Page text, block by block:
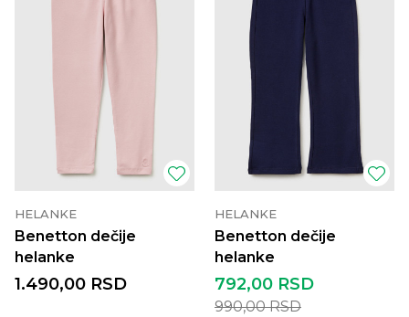
HELANKE
Benetton dečije
helanke
1.490,00 RSD
HELANKE
Benetton dečije
helanke
792,00 RSD
990,00RSD